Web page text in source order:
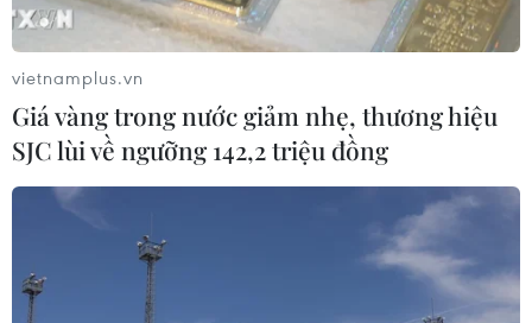
Bộ GD-ĐT dự kiến điều chỉnh trong
bổ nhiệm chức danh và xếp lương
nhà giáo
06/08/2026 02:18
Dự kiến giảm hơn 17.000 đầu mối cơ
sở giáo dục trên cả nước, tương ứng
vietnamplus.vn
Giá vàng trong nước giảm nhẹ, thương hiệu
SJC lùi về ngưỡng 142,2 triệu đồng